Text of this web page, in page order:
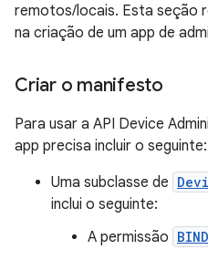
remotos/locais. Esta seção
na criação de um app de
Criar o manifesto
Para usar a API Device
app precisa incluir o seguinte:
Uma subclasse de
inclui o seguinte:
A permissão